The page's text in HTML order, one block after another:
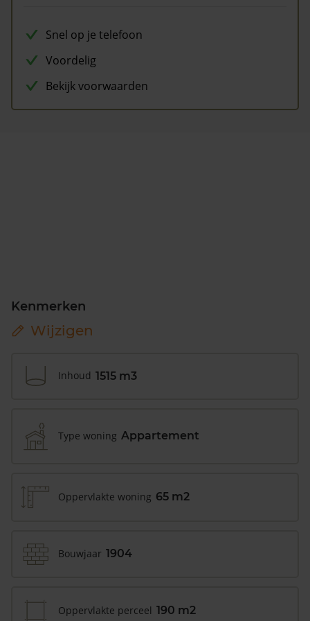
Snel op je telefoon
Voordelig
Bekijk voorwaarden
Kenmerken
Wijzigen
Inhoud 1515 m3
Type woning Appartement
Oppervlakte woning 65 m2
Bouwjaar 1904
Oppervlakte perceel 190 m2